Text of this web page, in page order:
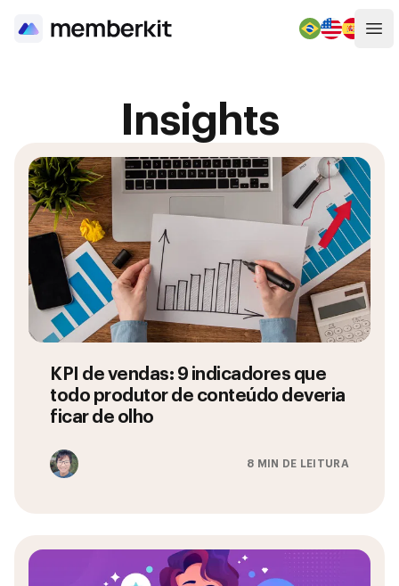
Insights
KPI de vendas: 9 indicadores que
todo produtor de conteúdo deveria
ficar de olho
8 MIN DE LEITURA